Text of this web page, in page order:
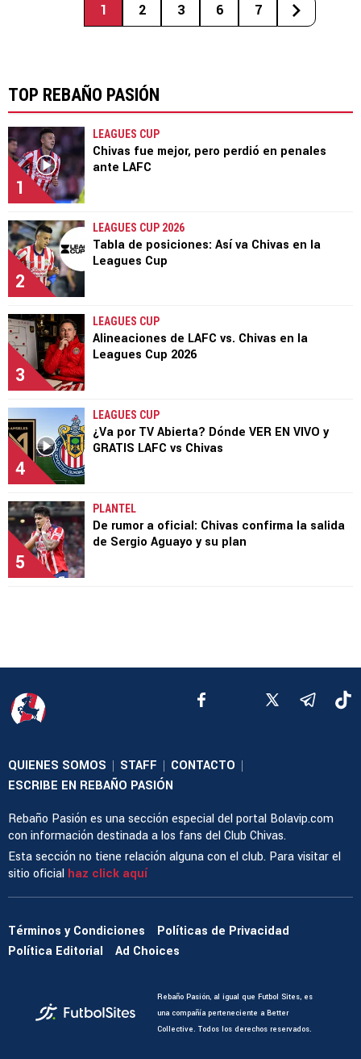
1 2 3 6 7
TOP REBAÑO PASIÓN
1
LEAGUES CUP
Chivas fue mejor, pero perdió en penales
ante LAFC
2
LEAGUES CUP 2026
Tabla de posiciones: Así va Chivas en la
Leagues Cup
3
LEAGUES CUP
Alineaciones de LAFC vs. Chivas en la
Leagues Cup 2026
4
LEAGUES CUP
¿Va por TV Abierta? Dónde VER EN VIVO y
GRATIS LAFC vs Chivas
5
PLANTEL
De rumor a oficial: Chivas confirma la salida
de Sergio Aguayo y su plan
QUIENES SOMOS | STAFF | CONTACTO |
ESCRIBE EN REBAÑO PASIÓN
Rebaño Pasión es una sección especial del portal Bolavip.com
con información destinada a los fans del Club Chivas.
Esta sección no tiene relación alguna con el club. Para visitar el
sitio oficial haz click aquí
Términos y Condiciones
Políticas de Privacidad
Política Editorial
Ad Choices
Rebaño Pasión, al igual que Futbol Sites, es
una compañía perteneciente a Better
Collective. Todos los derechos reservados.